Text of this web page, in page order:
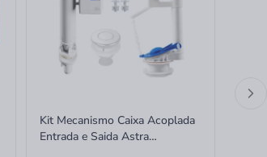
Kit Mecanismo Caixa Acoplada
Entrada e Saida Astra